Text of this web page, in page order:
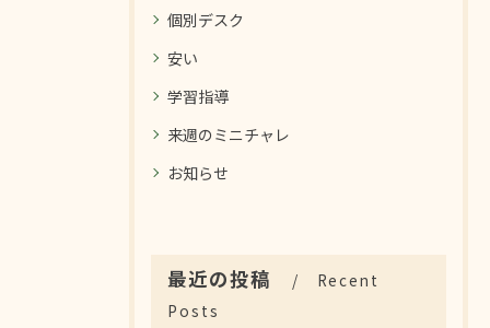
個別デスク
安い
学習指導
来週のミニチャレ
お知らせ
最近の投稿
Recent
Posts